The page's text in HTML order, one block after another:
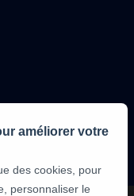
améliorer votre
des cookies, pour
personnaliser le